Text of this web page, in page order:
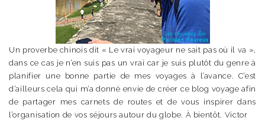
Un proverbe chinois dit « Le vrai voyageur ne sait pas où il va »,
dans ce cas je n’en suis pas un vrai car je suis plutôt du genre à
planifier une bonne partie de mes voyages à l’avance. C’est
d’ailleurs cela qui m’a donné envie de créer ce blog voyage afin
de partager mes carnets de routes et de vous inspirer dans
l’organisation de vos séjours autour du globe. À bientôt. Victor